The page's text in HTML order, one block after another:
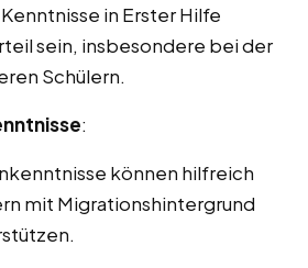
in Erster Hilfe
sein, insbesondere bei der
Schülern.
:
können hilfreich
mit Migrationshintergrund